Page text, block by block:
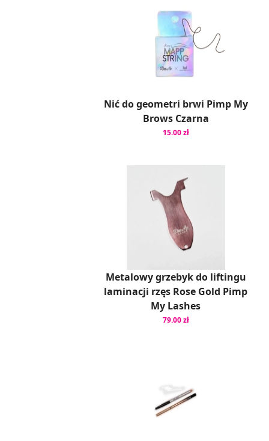
Nić do geometri brwi Pimp My
Brows Czarna
15.00 zł
Metalowy grzebyk do liftingu
laminacji rzęs Rose Gold Pimp
My Lashes
79.00 zł